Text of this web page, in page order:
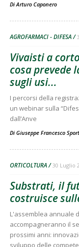
DiArturo Caponero
AGROFARMACI - DIFESA
Vivaisti a
cosa prevede
sugli usi...
I percorsi della
un webinar sulla
dall’Anve
Di Giuseppe Francesco
ORTICOLTURA 30 Luglio
Substrati, il
costruisce
L'assemblea annuale
accompagneranno il
prossimi anni:
sviluppo delle